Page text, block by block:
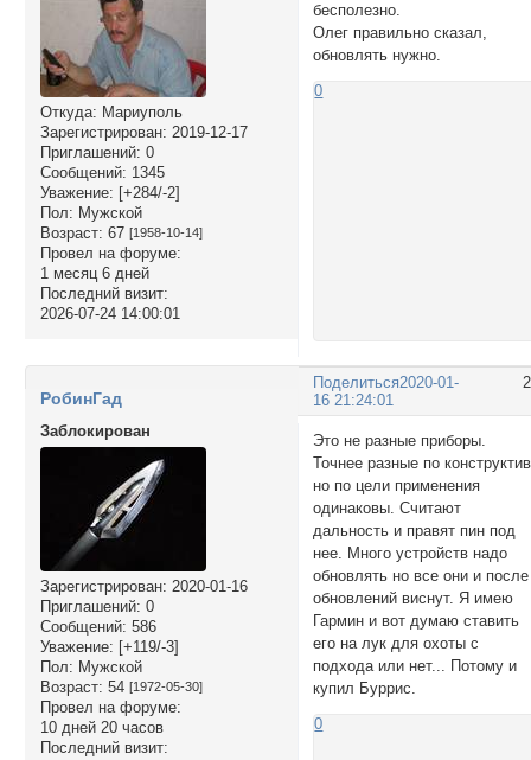
Откуда: Мариуполь
Зарегистрирован: 2019-12-17
Приглашений: 0
Сообщений: 1345
Уважение: [+284/-2]
Пол: Мужской
Возраст: 67 [1958-10-14]
Провел на форуме:
1 месяц 6 дней
Последний визит:
2026-07-24 14:00:01
бесполезно.
Олег правильно сказал,
обновлять нужно.
0
Поделиться2020-01-
16 21:24:01
РобинГад
Заблокирован
Зарегистрирован: 2020-01-16
Приглашений: 0
Сообщений: 586
Уважение: [+119/-3]
Пол: Мужской
Возраст: 54 [1972-05-30]
Провел на форуме:
10 дней 20 часов
Последний визит:
Это не разные приборы.
Точнее разные по
но по цели применения
одинаковы. Считают
дальность и правят пин под
нее. Много устройств надо
обновлять но все они и после
обновлений виснут. Я имею
Гармин и вот думаю ставить
его на лук для охоты с
подхода или нет... Потому и
купил Буррис.
0